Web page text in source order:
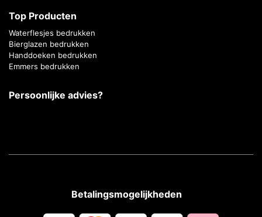
Top Producten
Waterflesjes bedrukken
Bierglazen bedrukken
Handdoeken bedrukken
Emmers bedrukken
Persoonlijke advies?
Betalingsmogelijkheden